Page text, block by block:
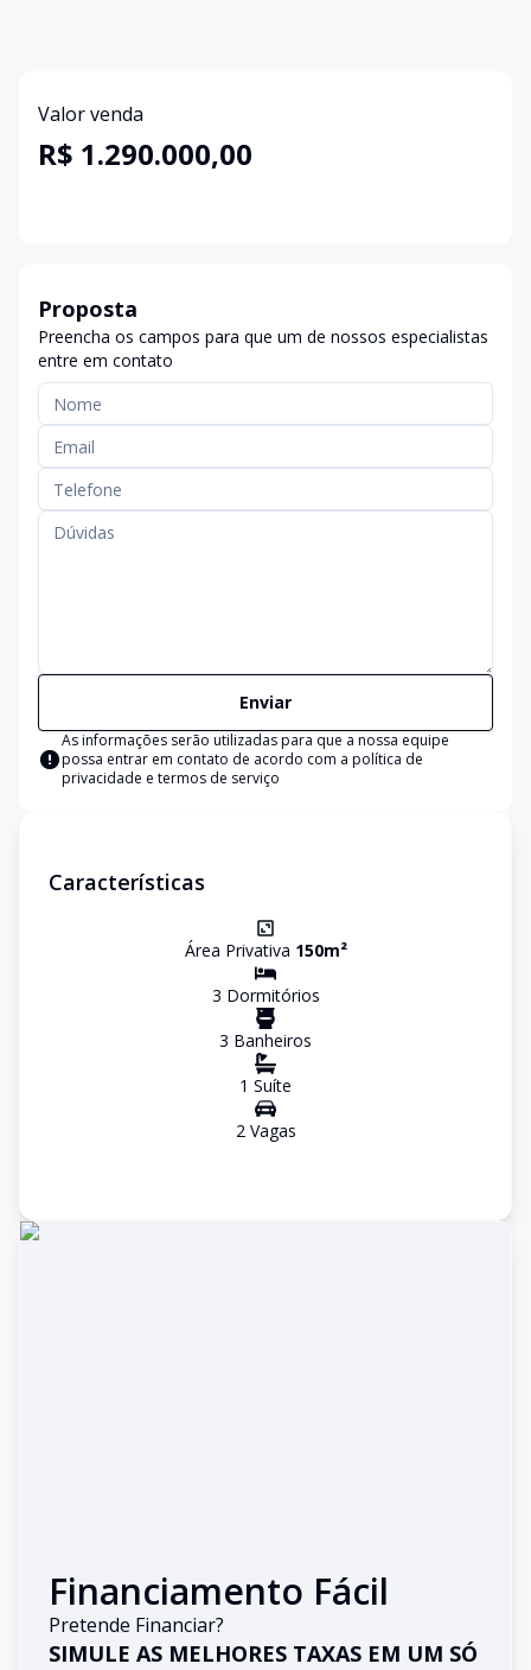
Valor venda
R$ 1.290.000,00
Proposta
Preencha os campos para que um de nossos especialistas
entre em contato
Enviar
As informações serão utilizadas para que a nossa equipe
possa entrar em contato de acordo com a política de
privacidade e termos de serviço
Características
Área Privativa 150m²
3 Dormitórios
3 Banheiros
1 Suíte
2Vagas
Financiamento Fácil
Pretende Financiar?
SIMULE AS MELHORES TAXAS EM UM SÓ